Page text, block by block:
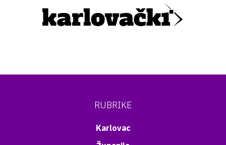
RUBRIKE
Karlovac